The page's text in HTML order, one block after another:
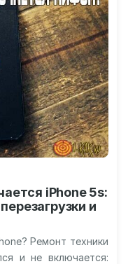
iPhone 5s:
и
Ремонт техники
и не включается: